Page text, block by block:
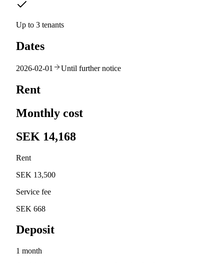
Up to 3 tenants
Dates
2026-02-01 Until further notice
Rent
Monthly cost
SEK 14,168
Rent
SEK 13,500
Service fee
SEK 668
Deposit
1 month